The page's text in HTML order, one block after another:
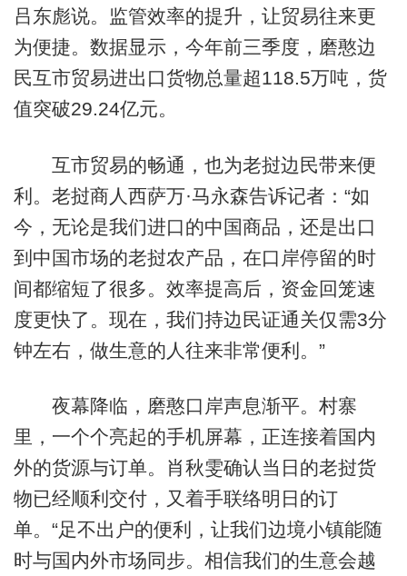
吕东彪说。监管效率的提升，让贸易往来更
为便捷。数据显示，今年前三季度，磨憨边
民互市贸易进出口货物总量超118.5万吨，货
值突破29.24亿元。
互市贸易的畅通，也为老挝边民带来便
利。老挝商人西萨万·马永森告诉记者：“如
今，无论是我们进口的中国商品，还是出口
到中国市场的老挝农产品，在口岸停留的时
间都缩短了很多。效率提高后，资金回笼速
度更快了。现在，我们持边民证通关仅需3分
钟左右，做生意的人往来非常便利。”
夜幕降临，磨憨口岸声息渐平。村寨
里，一个个亮起的手机屏幕，正连接着国内
外的货源与订单。肖秋雯确认当日的老挝货
物已经顺利交付，又着手联络明日的订
单。“足不出户的便利，让我们边境小镇能随
时与国内外市场同步。相信我们的生意会越